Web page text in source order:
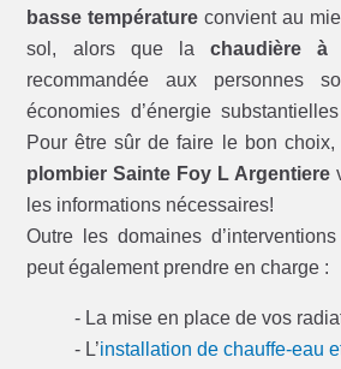
basse température convient au
sol, alors que lachaudière à
recommandée aux personnes
économies d’énergie
Pour être sûr de faire le bon choix,
plombier Sainte Foy L Argentiere
les informations nécessaires!
Outre les domaines
peut également prendre en charge :
- La mise en place de vos
- L’installation de chauffe-eau